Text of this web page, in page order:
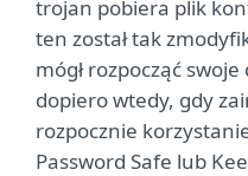
trojan pobiera plik
ten został tak
mógł rozpocząć
dopiero wtedy, gdy
rozpocznie
Password Safe lub